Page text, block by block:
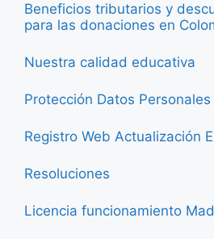
Beneficios tributarios y
para las donaciones en
Nuestra calidad educativa
Protección Datos Personales
Registro Web Actualización
Resoluciones
Licencia funcionamiento